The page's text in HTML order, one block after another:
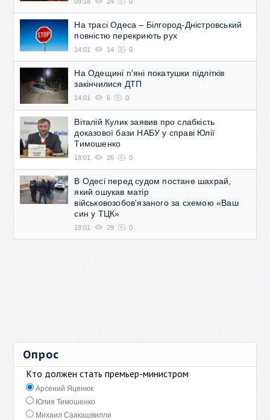
На трасі Одеса – Білгород-Дністровський
повністю перекриють рух
14:01 14 0
На Одещині п'яні покатушки підлітків
закінчилися ДТП
14:01 6 0
Віталій Кулик заявив про слабкість
доказової бази НАБУ у справі Юлії
Тимошенко
18:01 26 0
В Одесі перед судом постане шахрай,
який ошукав матір
військовозобов'язаного за схемою «Ваш
син у ТЦК»
18:01 29 0
Опрос
Кто должен стать премьер-министром
Арсений Яценюк
Юлия Тимошенко
Михаил Саакашвилли